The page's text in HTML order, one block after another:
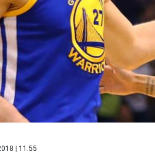
| 11:55